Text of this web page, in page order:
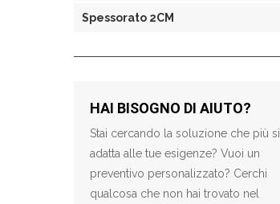
Spessorato 2CM
HAI BISOGNO DI AIUTO?
Stai cercando la soluzione che più si
adatta alle tue esigenze? Vuoi un
preventivo personalizzato? Cerchi
qualcosa che non hai trovato nel